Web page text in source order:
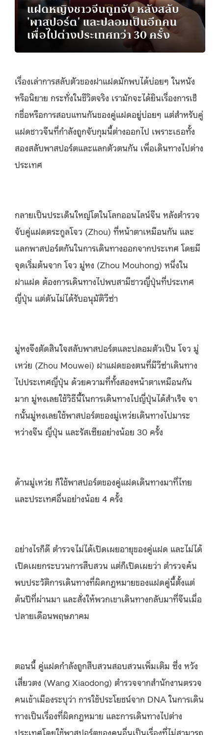
เรื่องเล่าการสลับตัวของฝาแฝดมักพบได้บ่อยๆ ในหนัง
หรือนิยาย กระทั่งในชีวิตจริง เรามักจะได้ยินเรื่องการเช็
กชื่อหรือการสอบแทนกันของคู่แฝดอยู่บ่อยๆ แต่สำหรับคู่
แฝดชาวจีนที่กำลังถูกจับกุมนี้ต่างออกไป เพราะเธอทั้ง
สองสลับพาสปอร์ตและแลกตัวตนกัน เพื่อเดินทางไปต่าง
ประเทศ
กลายเป็นประเด็นใหญ่โตในโลกออนไลน์จีน หลังตำรวจ
จับคู่แฝดตระกูลโจว (Zhou) ที่หน้าตาเหมือนกัน และ
แลกพาสปอร์ตกันในการเดินทางออกจากประเทศ โดยมี
จุดเริ่มต้นจาก โจว มู่หง (Zhou Mouhong) หนึ่งใน
ฝาแฝด ต้องการเดินทางไปพบสามีชาวญี่ปุ่นที่ประเทศ
ญี่ปุ่น แต่ดันไม่ได้รับอนุมัติวีซ่า
มู่หงจึงตัดสินใจสลับพาสปอร์ตและปลอมตัวเป็น โจว มู่
เหว่ย (Zhou Mouwei) ฝาแฝดของตนที่มีวีซ่าเดินทาง
ไปประเทศญี่ปุ่น ด้วยความที่ทั้งสองหน้าตาเหมือนกัน
มาก มู่หงเลยใช้วิธีนี้ในการเดินทางไปญี่ปุ่นได้สำเร็จ จา
กนั้นมู่หงเลยใช้พาสปอร์ตของมู่เหว่ยเดินทางไปมาระ
หว่างจีน ญี่ปุ่น และรัสเซียอย่างน้อย 30 ครั้ง
ด้านมู่เหว่ย ก็ใช้พาสปอร์ตของคู่แฝดเดินทางมาที่ไทย
และประเทศอื่นอย่างน้อย 4 ครั้ง
อย่างไรก็ดี ตำรวจไม่ได้เปิดเผยอายุของคู่แฝด และไม่ได้
เปิดเผยกระบวนการสืบสวน แต่ก็เปิดเผยว่า ตำรวจค้น
พบประวัติการเดินทางที่ผิดกฎหมายของแฝดคู่นี้ตั้งแต่
ต้นปีที่ผ่านมา และสั่งให้พวกเขาเดินทางกลับมาที่จีนเมื่อ
ปลายเดือนพฤษภาคม
ตอนนี้ คู่แฝดกำลังถูกสืบสวนสอบสวนเพิ่มเติม ซึ่ง หวัง
เสี่ยวตง (Wang Xiaodong) ตำรวจจากสำนักงานตรวจ
คนเข้าเมืองระบุว่า การใช้ประโยชน์จาก DNA ในการเดิน
ทางเป็นเรื่องที่ผิดกฎหมาย และการเดินทางไปต่าง
ประเทศโดยใช้พาสปอร์ตของคนอื่นเป็นเรื่องที่ไม่สามารถ